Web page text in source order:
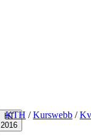
HT
2016
KTH / Kurswebb /